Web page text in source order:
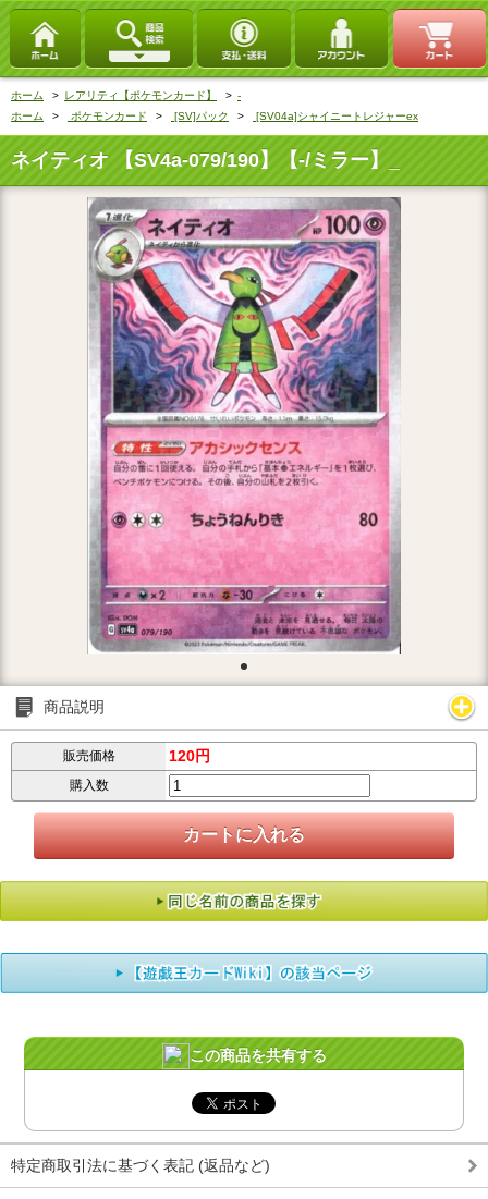
ホーム > レアリティ【ポケモンカード】 > ‐
ホーム
> ポケモンカード > [SV]パック > [SV04a]シャイニートレジャーex
ネイティオ 【SV4a-079/190】【‐/ミラー】_
商品説明
販売価格 120円
購入数
この商品を共有する
特定商取引法に基づく表記 (返品など)